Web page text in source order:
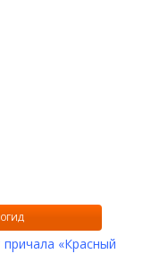
«Красный